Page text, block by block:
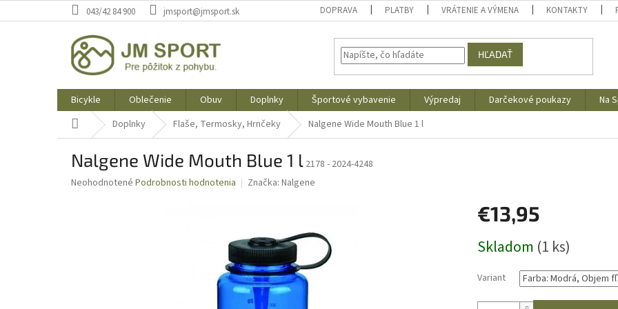
na
043/42 84 900 jmsport@jmsport.sk DOPRAVA PLATBY VRÁTENIE A VÝMENA KONTAKTY
HĽADAŤ
Bicykle Oblečenie Obuv Doplnky Športové vybavenie Výpredaj Darčekové poukazy Na
DomovDoplnky Flaše, Termosky, Hrnčeky Nalgene Wide Mouth Blue 1 l
Nalgene Wide Mouth Blue 1 l 2178 - 2024-4248
Priemerné
Neohodnotené Podrobnosti hodnotenia Značka: Nalgene
€13,95
cena:
Skladom (1 ks)
Variant